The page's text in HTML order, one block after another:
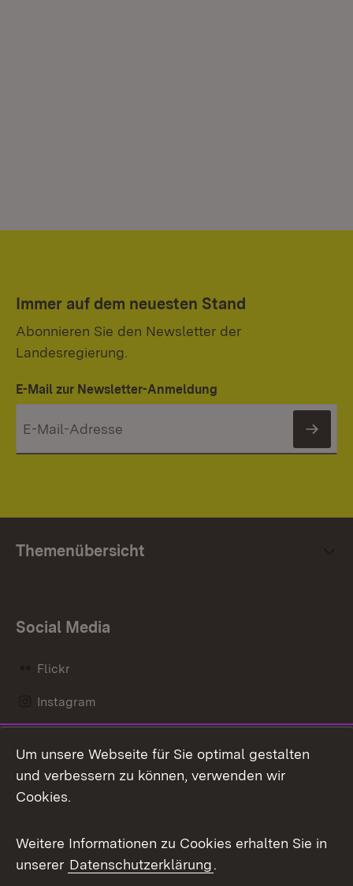
Immer auf dem neuesten Stand
Abonnieren Sie den Newsletter der
Landesregierung.
E-Mail zur Newsletter-Anmeldung
Themenübersicht
Social Media
Flickr
Instagram
Mastodon
Messenger
Social Wall
X / Twitter
Um unsere Webseite für Sie optimal gestalten
und verbessern zu können, verwenden wir
Cookies.
Weitere Informationen zu Cookies erhalten Sie in
unserer Datenschutzerklärung.